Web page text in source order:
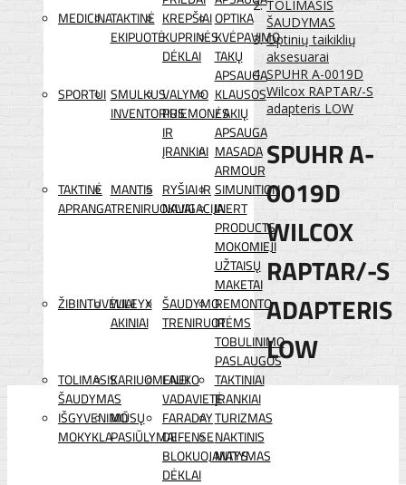
MEDICINATAKTINĖ
EKIPUOTĖ
KREPŠIAI
KUPRINĖS
DĖKLAI
OPTIKA
KVĖPAVIMO
TAKŲ
APSAUGA
SPORTUI SMULKUS
INVENTORIUS
VALYMO
PRIEMONĖS
IR
ĮRANKIAI
KLAUSOS
/ AKIŲ
APSAUGA
MASADA
ARMOUR
TAKTINĖ
APRANGA
MANTIS
TRENIRUOKLIAI
RYŠIAI IR
NAVIGACIJA
SIMUNITION
INERT
PRODUCTS
MOKOMIEJI
UŽTAISŲ
MAKETAI
ŽIBINTUVĖLIAI
WILEYX
AKINIAI
ŠAUDYMO
TRENIRUOTĖMS
REMONTO
IR
TOBULINIMO
PASLAUGOS
TOLIMASIS
ŠAUDYMAS
KARIUOMENEI
LAUKO
VADAVIETĖ
TAKTINIAI
ĮRANKIAI
IŠGYVENIMO
MOKYKLA
MŪSŲ
PASIŪLYMAI
FARADAY
DEFENSE
BLOKUOJANTYS
DĖKLAI
TURIZMAS
NAKTINIS
MATYMAS
TOLIMASIS
ŠAUDYMAS
Optinių taikiklių
aksesuarai
SPUHR A-0019D
Wilcox RAPTAR/-S
adapteris LOW
SPUHR A-
0019D
WILCOX
RAPTAR/-S
ADAPTERIS
LOW